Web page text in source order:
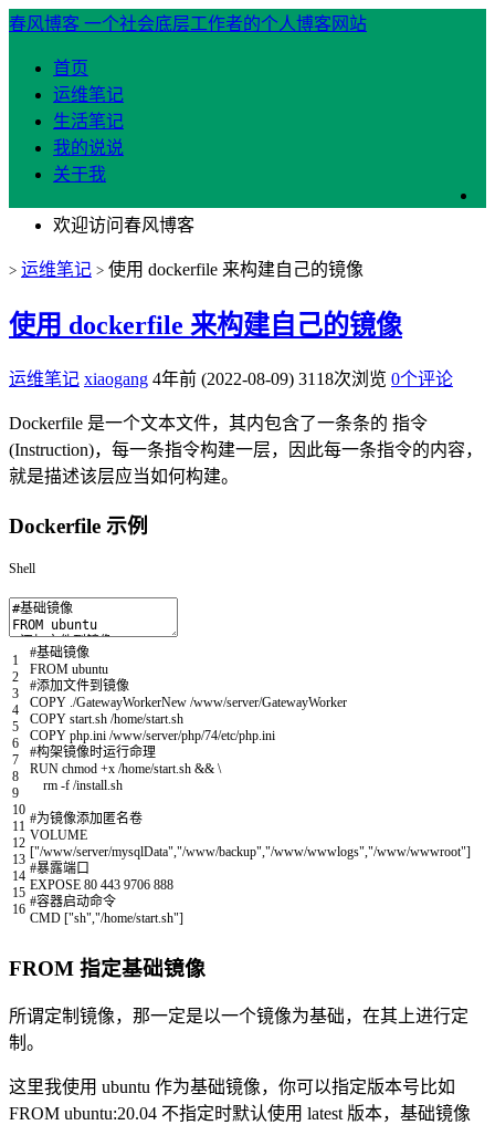
春风博客 一个社会底层工作者的个人博客网站
首页
运维笔记
生活笔记
我的说说
关于我
欢迎访问春风博客
> 运维笔记 > 使用 dockerfile 来构建自己的镜像
使用 dockerfile 来构建自己的镜像
运维笔记 xiaogang 4年前 (2022-08-09) 3118次浏览 0个评论
Dockerfile 是一个文本文件，其内包含了一条条的 指令
(Instruction)，每一条指令构建一层，因此每一条指令的内容，
就是描述该层应当如何构建。
Dockerfile 示例
Shell
1
2
3
4
5
6
7
8
9
10
11
12
13
14
15
16
#基础镜像
FROM ubuntu
#添加文件到镜像
COPY ./GatewayWorkerNew /www/server/GatewayWorker
COPY start.sh /home/start.sh
COPY php.ini /www/server/php/74/etc/php.ini
#构架镜像时运行命理
RUN chmod +x /home/start.sh && \
rm -f /install.sh
#为镜像添加匿名卷
VOLUME
["/www/server/mysqlData","/www/backup","/www/wwwlogs","/www/wwwroot"]
#暴露端口
EXPOSE 80 443 9706 888
#容器启动命令
CMD ["sh","/home/start.sh"]
FROM 指定基础镜像
所谓定制镜像，那一定是以一个镜像为基础，在其上进行定
制。
这里我使用 ubuntu 作为基础镜像，你可以指定版本号比如
FROM ubuntu:20.04 不指定时默认使用 latest 版本，基础镜像